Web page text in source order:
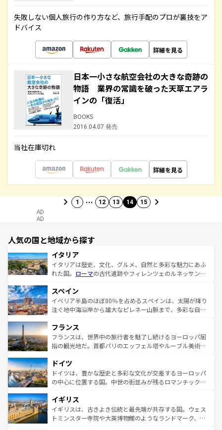
失敗しない個人旅行の作り方など、旅行手配のプロが裏技をア
ドバイス
詳細を見る
日本一小さな航空会社の大きな奇跡の
物語 業界の常識を破った天草エアラ
インの「復活」
BOOKS
2016.04.07 発売
当社在庫切れ
詳細を見る
1 … 12 13 14 15
AD
AD
人気の国と地域から探す
イタリア
イタリアは歴史、文化、グルメ、自然と多彩な魅力にあふ
れた国。 ローマの古代遺跡やフィレンツェのルネッサンス
ろん、トスカーナの美しい田園風景やアマルフィ海岸の絶
景など、自然景観も見逃せない。観光の合間には、本場の
ピザやパスタなど、絶品のイタリア料理を堪能することも
ませてくれるイタリアで、忘れられない旅をしてみよう！
なお、新着のイタリア情報はコンテンツ一覧 を参照してほ
しい。
スペイン
イベリア半島のほぼ80％を占めるスペインは、太陽が降り
注ぐ地中海沿岸から雄大なピレネー山脈まで、多彩な自然
文化が根付くこの国では、情熱的なフラメンコ、熱気あふ
れる闘牛、そして美味しいタパスが生活の一部となってい
る。首都マドリードの洗練された雰囲気や、バルセロナの
の城塞都市、穏やかなビーチリゾートまで多彩な表情を見
せる。地方によって風土や気候が異なるスペインはその個
性で訪れる人を魅了する。 なお、新着のスペイン情報はコ
フランス
フランスは、世界中の旅行者を魅了し続けるヨーロッパ屈
指の観光地だ。首都パリのエッフェル塔やルーブル美術館
で、幅広い魅力が詰まっている。華麗な宮殿、歴史的な大
聖堂、美しいビーチ、そして豊かな自然が、訪れる者を心
から魅了する。また、フランスは美食の国としても知ら
いる。シャンパンの発祥地であるランス、プロヴァンスの
香り高いラベンダー畑など、多彩な楽しみ方が可能だ。さ
らに、パリ以外の地域にも魅力が溢れており、どの街角に
ドイツ
ドイツは、豊かな歴史と多彩な文化が交差するヨーロッパ
の中心に位置する国。中世の街並みが残るロマンチック街
顔を持つこの国は、どこを歩いても飽きることがない。ベ
ルリンの文化的活気、バイエルン州のアルプスの絶景、そ
してライン川沿いのワイン畑といった風景は必見。ビール
イギリス
イギリスは、古きよき伝統と最先端が共存する国。ウェス
トミンスター寺院や大英博物館のようなランドマーク、歴